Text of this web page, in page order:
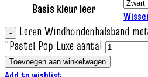
Basis kleur leer
Leren Windhondenhalsband
“Pastel Pop Luxe aantal
Toevoegen aan winkelwagen